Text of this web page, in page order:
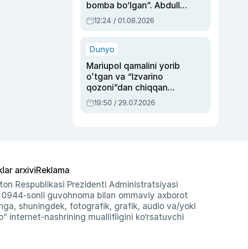
bomba bo‘lgan”. Abdulla
Oripovni siyosiy
ayblovlardan asrab
12:24 / 01.08.2026
Dunyo
Mariupol qamalini yorib
oʻtgan va “Izvarino
qozoni”dan chiqqan
qahramon — Ukraina
armiyasi bosh
19:50 / 29.07.2026
arxiviReklama
Respublikasi Prezidenti Administratsiyasi
sonli guvohnoma bilan ommaviy axborot
shuningdek, fotografik, grafik, audio va/yoki
internet-nashrining muallifligini ko‘rsatuvchi